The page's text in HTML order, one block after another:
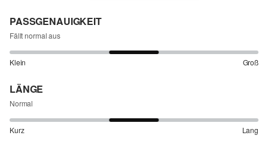
PASSGENAUIGKEIT
Fällt normal aus
Klein Groß
LÄNGE
Normal
Kurz Lang